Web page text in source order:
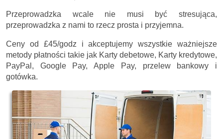
Przeprowadzka wcale nie musi być stresująca,
przeprowadzka z nami to rzecz prosta i przyjemna.
Ceny od £45/godz i akceptujemy wszystkie ważniejsze
metody płatności takie jak Karty debetowe, Karty kredytowe,
PayPal, Google Pay, Apple Pay, przelew bankowy i
gotówka.